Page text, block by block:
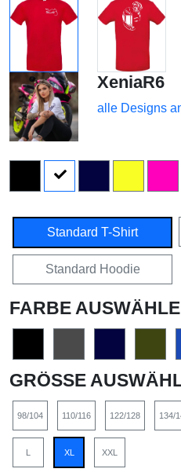
XeniaR6
alle Designs
Standard T-Shirt
Standard Hoodie
FARBE
GRÖSSE
98/104 110/116 122/128 134/
L XL XXL